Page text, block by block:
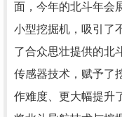
面，今年的北斗年会
小型挖掘机，吸引了
了合众思壮提供的北
传感器技术，赋予了
作难度、更大幅提升